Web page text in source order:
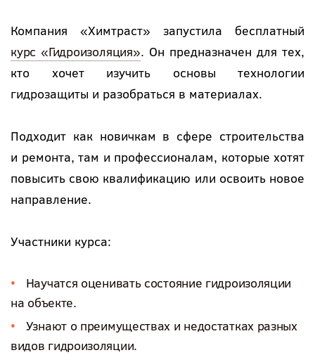
Компания «Химтраст» запустила бесплатный
курс «Гидроизоляция». Он предназначен для тех,
кто хочет изучить основы технологии
гидрозащиты и разобраться в материалах.
Подходит как новичкам в сфере строительства
и ремонта, там и профессионалам, которые хотят
повысить свою квалификацию или освоить новое
направление.
Участники курса:
Научатся оценивать состояние гидроизоляции
на объекте.
Узнают о преимуществах и недостатках разных
видов гидроизоляции.